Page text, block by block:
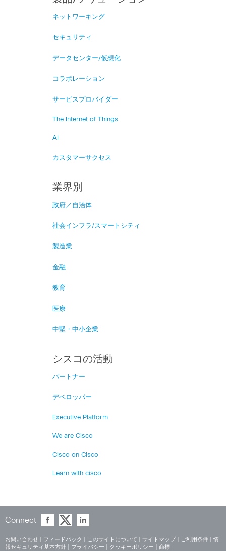
ネットワーキング
セキュリティ
データセンター/仮想化
コラボレーション
サービスプロバイダー
The Internet of Things
AI
カスタマーサクセス
業界別
政府／自治体
社会インフラ/スマートシティ
製造業
金融
教育
医療
中堅・中小企業
シスコの活動
パートナー
デベロッパー
Executive Platform
We are Cisco
Cisco on Cisco
Learn with cisco
Connect
お問い合わせ フィードバック このサイトについて サイトマップ ご利用条件
情
報セキュリティ基本方針
プライバシー クッキーポリシー 商標